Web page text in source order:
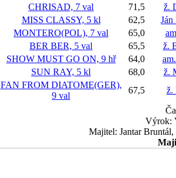
CHRISAD, 7 val 71,5
ž.
MISS CLASSY, 5 kl 62,5
MONTERO(POL), 7 val 65,0
BER BER, 5 val 65,5
ž.
SHOW MUST GO ON, 9 hř 64,0
SUN RAY, 5 kl 68,0
ž.
FAN FROM DIATOME(GER),
9 val
67,5
ž.
Výrok:
Majitel: Jantar